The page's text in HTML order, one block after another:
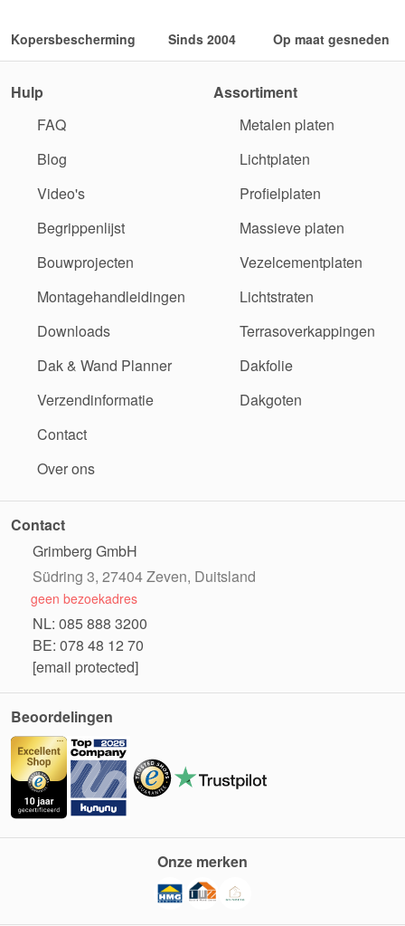
Kopersbescherming Sinds 2004 Op maat gesneden
Hulp
FAQ
Blog
Video's
Begrippenlijst
Bouwprojecten
Montagehandleidingen
Downloads
Dak & Wand Planner
Verzendinformatie
Contact
Over ons
Assortiment
Metalen platen
Lichtplaten
Profielplaten
Massieve platen
Vezelcementplaten
Lichtstraten
Terrasoverkappingen
Dakfolie
Dakgoten
Contact
Grimberg GmbH
Südring 3, 27404 Zeven, Duitsland
geen bezoekadres
NL: 085 888 3200
BE: 078 48 12 70
[email protected]
Beoordelingen
Onze merken